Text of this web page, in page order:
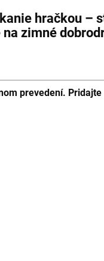
hračkou –
zimné
prevedení.